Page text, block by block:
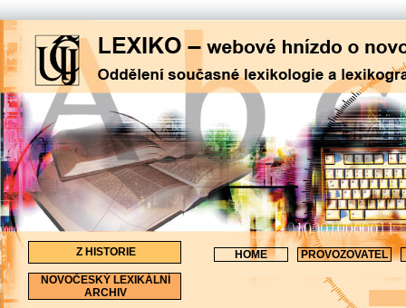
Z HISTORIE
NOVOČESKÝ LEXIKÁLNÍ
ARCHIV
HOME PROVOZOVATEL